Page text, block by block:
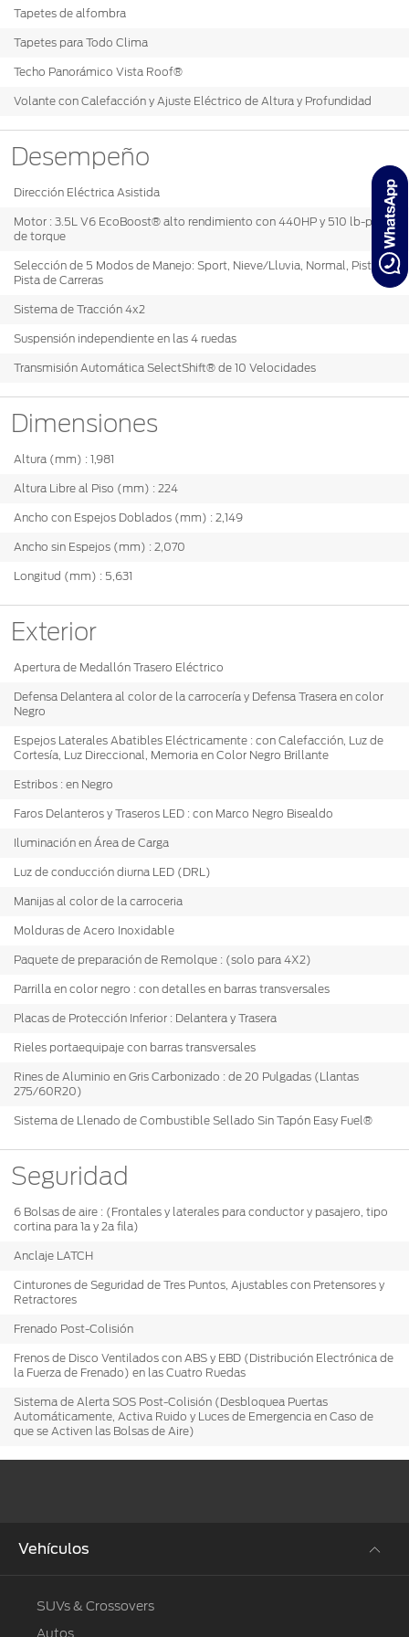
Tapetes de alfombra
Tapetes para Todo Clima
Techo Panorámico Vista Roof®
Volante con Calefacción y Ajuste Eléctrico de Altura y Profundidad
Desempeño
Dirección Eléctrica Asistida
Motor : 3.5L V6 EcoBoost® alto rendimiento con 440HP y 510 lb-pie
de torque
Selección de 5 Modos de Manejo: Sport, Nieve/Lluvia, Normal, Pista,
Pista de Carreras
Sistema de Tracción 4x2
Suspensión independiente en las 4 ruedas
Transmisión Automática SelectShift® de 10 Velocidades
Dimensiones
Altura (mm) : 1,981
Altura Libre al Piso (mm) : 224
Ancho con Espejos Doblados (mm) : 2,149
Ancho sin Espejos (mm) : 2,070
Longitud (mm) : 5,631
Exterior
Apertura de Medallón Trasero Eléctrico
Defensa Delantera al color de la carrocería y Defensa Trasera en color
Negro
Espejos Laterales Abatibles Eléctricamente : con Calefacción, Luz de
Cortesía, Luz Direccional, Memoria en Color Negro Brillante
Estribos : en Negro
Faros Delanteros y Traseros LED : con Marco Negro Bisealdo
Iluminación en Área de Carga
Luz de conducción diurna LED (DRL)
Manijas al color de la carroceria
Molduras de Acero Inoxidable
Paquete de preparación de Remolque : (solo para 4X2)
Parrilla en color negro : con detalles en barras transversales
Placas de Protección Inferior : Delantera y Trasera
Rieles portaequipaje con barras transversales
Rines de Aluminio en Gris Carbonizado : de 20 Pulgadas (Llantas
275/60R20)
Sistema de Llenado de Combustible Sellado Sin Tapón Easy Fuel®
Seguridad
6 Bolsas de aire : (Frontales y laterales para conductor y pasajero, tipo
cortina para 1a y 2a fila)
Anclaje LATCH
Cinturones de Seguridad de Tres Puntos, Ajustables con Pretensores y
Retractores
Frenado Post-Colisión
Frenos de Disco Ventilados con ABS y EBD (Distribución Electrónica de
la Fuerza de Frenado) en las Cuatro Ruedas
Sistema de Alerta SOS Post-Colisión (Desbloquea Puertas
Automáticamente, Activa Ruido y Luces de Emergencia en Caso de
que se Activen las Bolsas de Aire)
Vehículos
SUVs & Crossovers
Autos